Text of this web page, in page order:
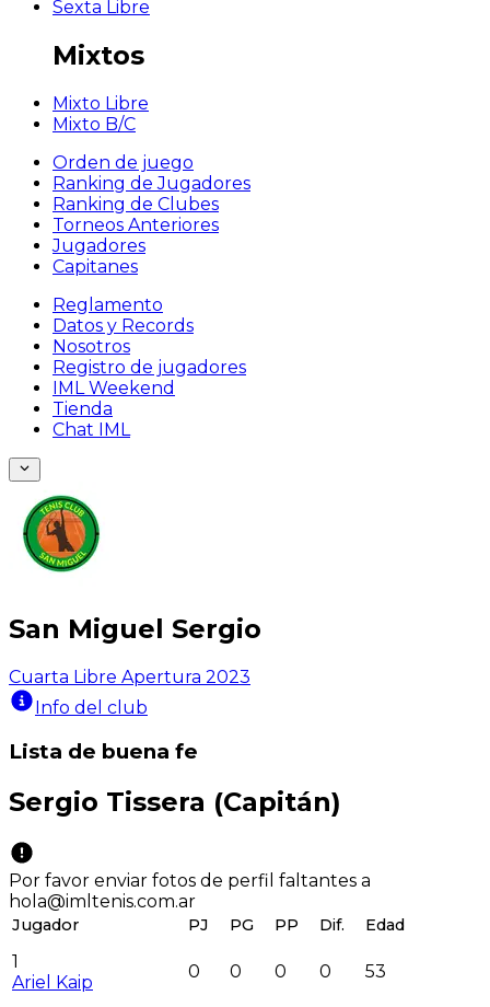
Sexta Libre
Mixtos
Mixto Libre
Mixto B/C
Orden de juego
Ranking de Jugadores
Ranking de Clubes
Torneos Anteriores
Jugadores
Capitanes
Reglamento
Datos y Records
Nosotros
Registro de jugadores
IML Weekend
Tienda
Chat IML
San Miguel Sergio
Cuarta Libre Apertura 2023
Info del club
Lista de buena fe
Sergio Tissera (Capitán)
Por favor enviar fotos de perfil faltantes a
hola@imltenis.com.ar
Jugador PJ PG PP Dif. Edad
1
Ariel Kaip
0 0 0 0 53